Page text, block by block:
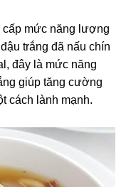
cấp mức năng lượng
trắng đã nấu chín
đây là mức năng
giúp tăng cường
cách lành mạnh.